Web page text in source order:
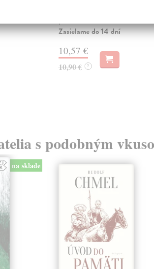
Zasielame do 14 dní
10,57 €
10,90 € ?
s podobným
na sklade